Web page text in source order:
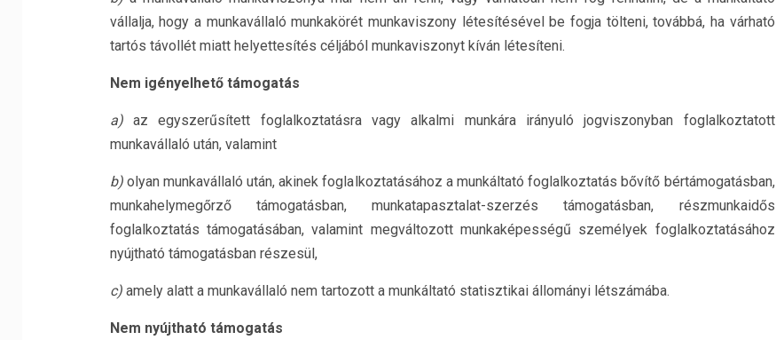
vállalja, hogy a munkavállaló munkakörét munkaviszony létesítésével be fogja tölteni, továbbá, ha várható
tartós távollét miatt helyettesítés céljából munkaviszonyt kíván létesíteni.
Nem igényelhető támogatás
a)az egyszerűsített foglalkoztatásra vagy alkalmi munkára irányuló jogviszonyban foglalkoztatott
munkavállaló után, valamint
b)olyan munkavállaló után, akinek foglalkoztatásához a munkáltató foglalkoztatás bővítő bértámogatásban,
munkahelymegőrző támogatásban, munkatapasztalat-szerzés támogatásban, részmunkaidős
foglalkoztatás támogatásában, valamint megváltozott munkaképességű személyek foglalkoztatásához
nyújtható támogatásban részesül,
c)amely alatt a munkavállaló nem tartozott a munkáltató statisztikai állományi létszámába.
Nem nyújtható támogatás